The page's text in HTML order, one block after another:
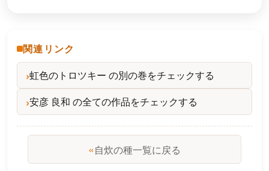
関連リンク
虹色のトロツキー の別の巻をチェックする
安彦 良和 の全ての作品をチェックする
«自炊の種一覧に戻る